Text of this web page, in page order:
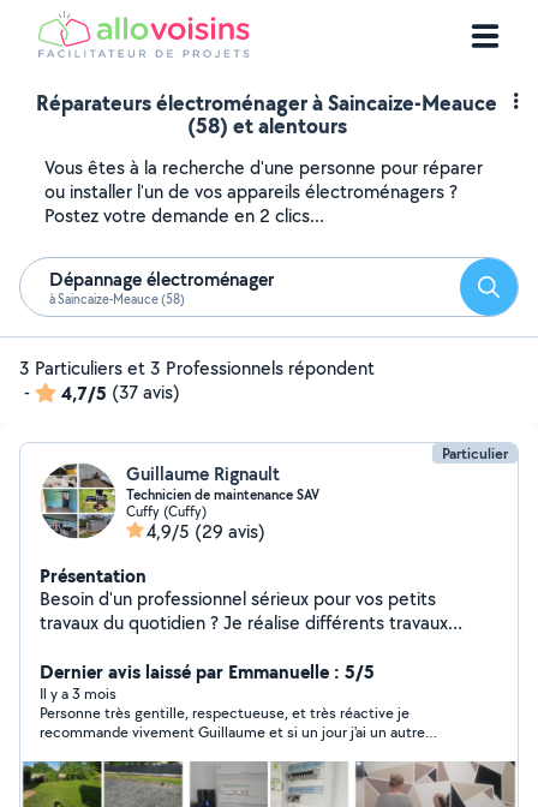
Réparateurs électroménager à Saincaize-Meauce
(58) et alentours
Vous êtes à la recherche d'une personne pour réparer
ou installer l'un de vos appareils électroménagers ?
Postez votre demande en 2 clics...
Dépannage électroménager
à Saincaize-Meauce (58)
3 Particuliers et 3 Professionnels répondent
-
4,7/5 (37 avis)
Particulier
Guillaume Rignault
Technicien de maintenance SAV
Cuffy (Cuffy)
4,9/5 (29 avis)
Présentation
Besoin d'un professionnel sérieux pour vos petits
travaux du quotidien ? Je réalise différents travaux
plomberie _ Petite électricité/ dépannage _ Montage de
meubles / pose cuisine _ Travaux intérieur ( peinture,
placo, finissions...) _ Réparations électroménager _
Diagnostic et dépannage ( compresseur, équipement...)
Travail soigné, conseils adaptés et solutions au cas par
cas. Disponible en fonction de vos besoins et de nos
Dernier avis laissé par Emmanuelle : 5/5
Il y a 3 mois
Personne très gentille, respectueuse, et très réactive je
recommande vivement Guillaume et si un jour j'ai un autre
de mon percolateur